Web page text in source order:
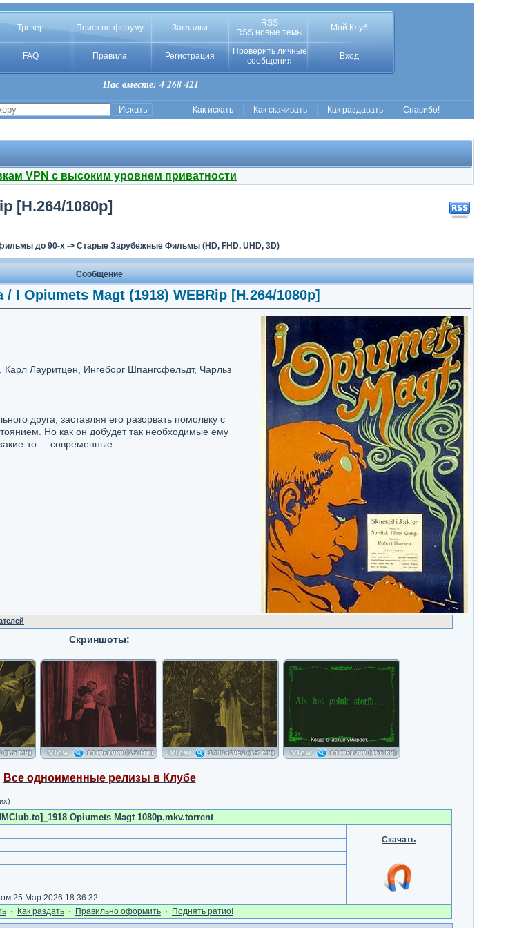
Трекер Поиск по форуму Закладки
RSS
RSS новые темы
Мой Клуб
FAQ Правила Регистрация
Проверить личные
сообщения
Вход
Нас вместе: 4 268 421
Как искать Как скачивать Как раздавать Спасибо!
VPN с высоким уровнем приватности
[H.264/1080p]
до 90-х-> Старые Зарубежные Фильмы (HD, FHD, UHD, 3D)
Сообщение
I Opiumets Magt (1918) WEBRip [H.264/1080p]
Лауритцен, Ингеборг Шпангсфельдт, Чарльз
друга, заставляя его разорвать помолвку с
Но как он добудет так необходимые ему
то ... современные.
Скриншоты:
Все одноименные релизы в Клубе
Opiumets Magt 1080p.mkv.torrent
Скачать
25 Мар 2026 18:36:32
· Как раздать · Правильно оформить · Поднять ратио!